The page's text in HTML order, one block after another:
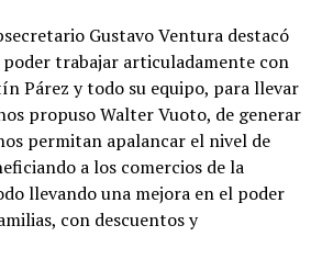
Gustavo Ventura destacó
trabajar articuladamente con
Párez y todo su equipo, para llevar
propuso Walter Vuoto, de generar
permitan apalancar el nivel de
a los comercios de la
llevando una mejora en el poder
con descuentos y